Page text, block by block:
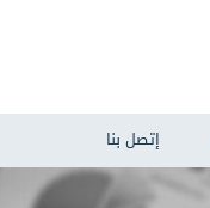
إتصل بنا